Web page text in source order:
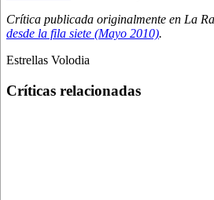
Crítica publicada originalmente en La
desde la fila siete (Mayo 2010).
Estrellas Volodia
Críticas relacionadas